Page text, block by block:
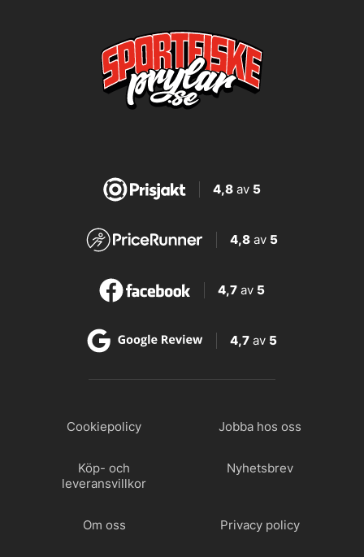
4,8av 5
4,8 av 5
4,7 av 5
4,7 av 5
Cookiepolicy Jobba hos oss
Köp- och
leveransvillkor
Nyhetsbrev
Om oss Privacy policy